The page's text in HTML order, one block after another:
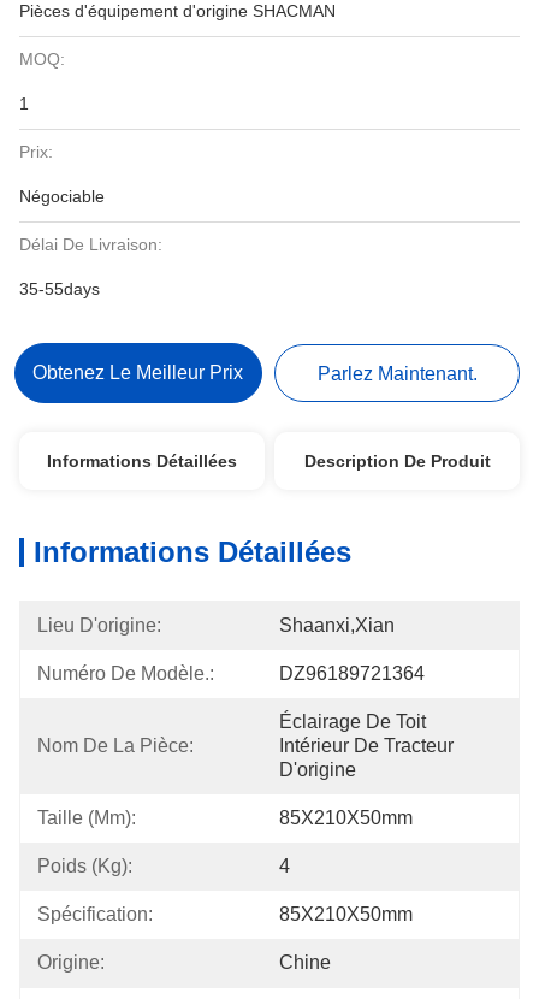
Pièces d'équipement d'origine SHACMAN
MOQ:
1
Prix:
Négociable
Délai De Livraison:
35-55days
Obtenez Le Meilleur Prix Parlez Maintenant.
Informations Détaillées Description De Produit
Informations Détaillées
Lieu D'origine: Shaanxi,Xian
Numéro De Modèle.: DZ96189721364
Nom De La Pièce:
Éclairage De Toit
Intérieur De Tracteur
D'origine
Taille (mm): 85X210X50mm
Poids (kg): 4
Spécification: 85X210X50mm
Origine: Chine